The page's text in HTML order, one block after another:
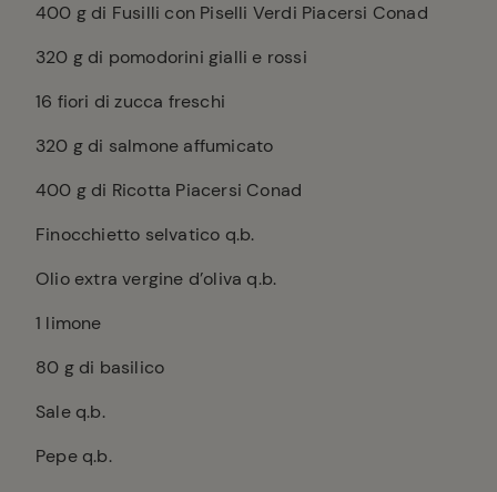
400 g di Fusilli con Piselli Verdi Piacersi Conad
320 g di pomodorini gialli e rossi
16 fiori di zucca freschi
320 g di salmone affumicato
400 g di Ricotta Piacersi Conad
Finocchietto selvatico q.b.
Olio extra vergine d’oliva q.b.
1 limone
80 g di basilico
Sale q.b.
Pepe q.b.